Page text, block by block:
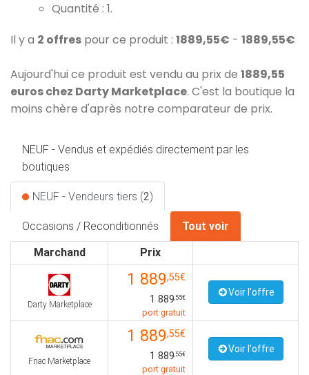
Quantité : 1.
Il y a 2 offres pour ce produit : 1889,55€ - 1889,55€
Aujourd'hui ce produit est vendu au prix de 1889,55
euros chez Darty Marketplace. C'est la boutique la
moins chère d'après notre comparateur de prix.
NEUF - Vendus et expédiés directement par les
boutiques
NEUF - Vendeurs tiers (2)
Occasions / Reconditionnés
Tout voir
Marchand
Prix
Darty Marketplace
1 889,55€
1 889,55€
port gratuit
Voir l'offre
Fnac Marketplace
1 889,55€
1 889,55€
port gratuit
Voir l'offre